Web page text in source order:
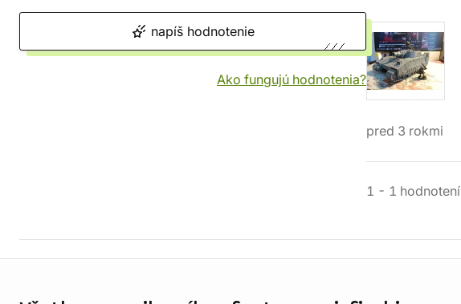
napíš hodnotenie
Ako fungujú hodnotenia?
pred 3 rokmi
1 - 1 hodnotení